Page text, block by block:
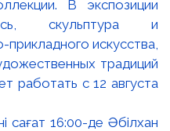
сағат 16:00-де Әбілхан